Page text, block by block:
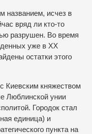
названием, исчез в
вряд ли кто-то
разрушен. Во время
уже в ХХ
остатки этого
Киевским княжеством
Люблинской унии
Городок стал
единица) и
пункта на